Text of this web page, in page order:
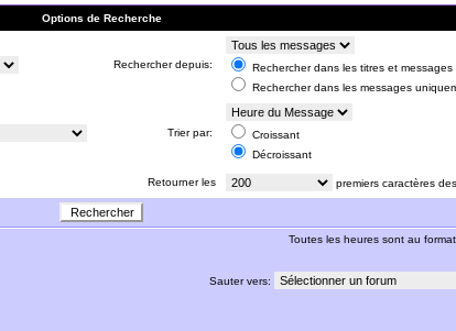
Options de Recherche
Rechercher depuis:
Rechercher dans les titres et messages
Rechercher dans les messages
Trier par:
Croissant
Décroissant
Retourner les premiers caractères
Toutes les heures sont au
Sauter vers: